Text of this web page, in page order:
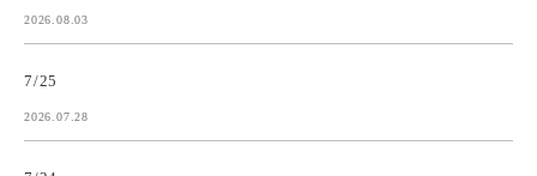
2026.08.03
7/25
2026.07.28